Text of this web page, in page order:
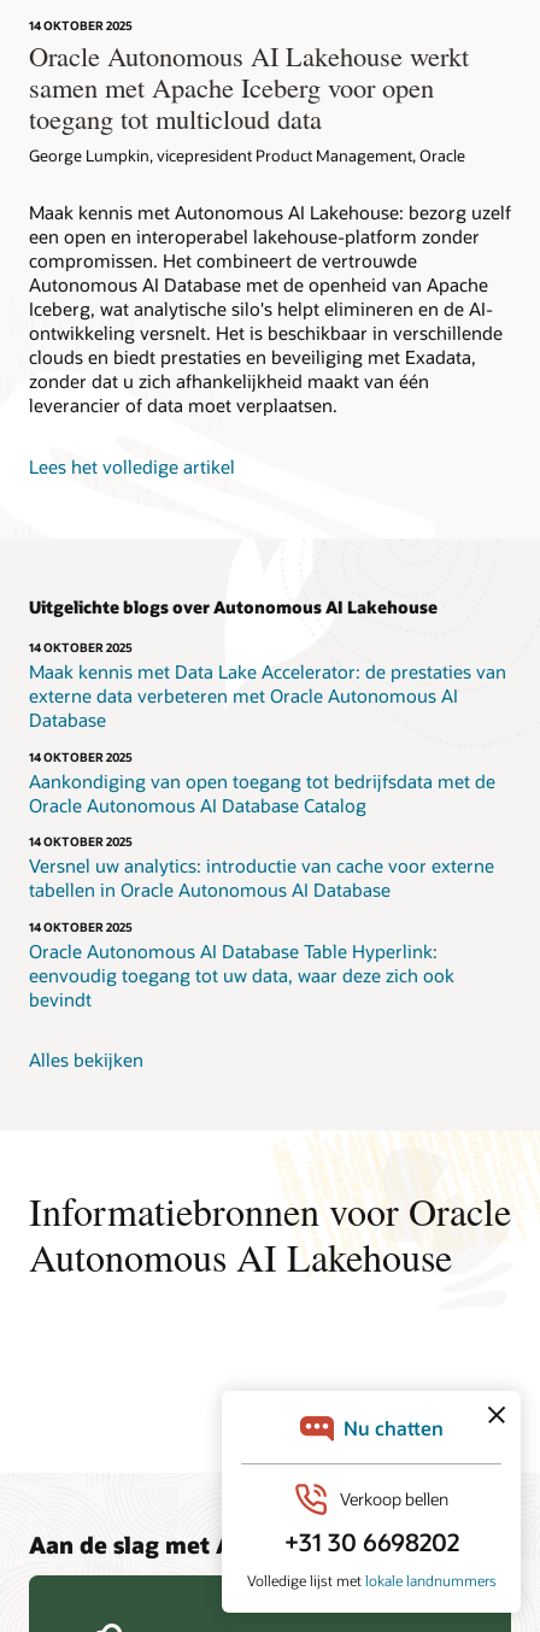
14 OKTOBER 2025
Oracle Autonomous AI Lakehouse werkt
samen met Apache Iceberg voor open
toegang tot multicloud data
George Lumpkin, vicepresident Product Management, Oracle
Maak kennis met Autonomous AI Lakehouse: bezorg uzelf
een open en interoperabel lakehouse-platform zonder
compromissen. Het combineert de vertrouwde
Autonomous AI Database met de openheid van Apache
Iceberg, wat analytische silo's helpt elimineren en de AI-
ontwikkeling versnelt. Het is beschikbaar in verschillende
clouds en biedt prestaties en beveiliging met Exadata,
zonder dat u zich afhankelijkheid maakt van één
leverancier of data moet verplaatsen.
Lees het volledige artikel
Uitgelichte blogs over Autonomous AI Lakehouse
14 OKTOBER 2025
Maak kennis met Data Lake Accelerator: de prestaties van
externe data verbeteren met Oracle Autonomous AI
Database
14 OKTOBER 2025
Aankondiging van open toegang tot bedrijfsdata met de
Oracle Autonomous AI Database Catalog
14 OKTOBER 2025
Versnel uw analytics: introductie van cache voor externe
tabellen in Oracle Autonomous AI Database
14 OKTOBER 2025
Oracle Autonomous AI Database Table Hyperlink:
eenvoudig toegang tot uw data, waar deze zich ook
bevindt
Alles bekijken
Informatiebronnen voor Oracle
Autonomous AI Lakehouse
Aan de slag met Autonomous AI Database